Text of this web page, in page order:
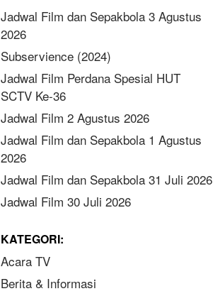
Jadwal Film dan Sepakbola 3 Agustus
2026
Subservience (2024)
Jadwal Film Perdana Spesial HUT
SCTV Ke-36
Jadwal Film 2 Agustus 2026
Jadwal Film dan Sepakbola 1 Agustus
2026
Jadwal Film dan Sepakbola 31 Juli 2026
Jadwal Film 30 Juli 2026
KATEGORI:
Acara TV
Berita & Informasi